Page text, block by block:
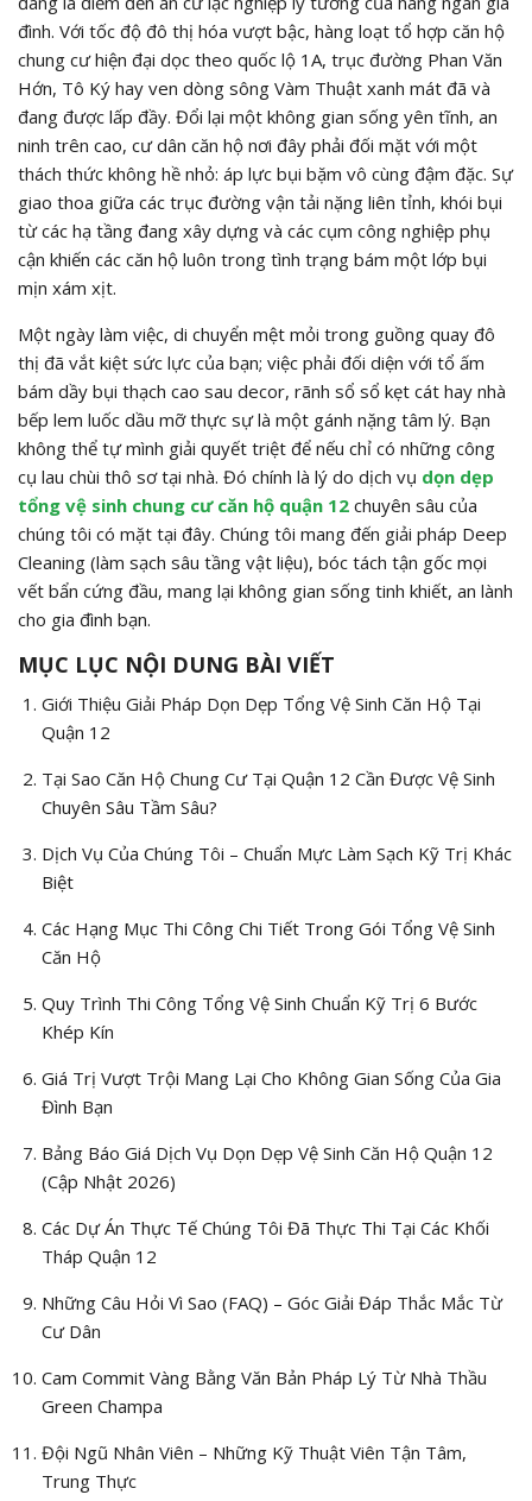
đình. Với tốc độ đô thị hóa vượt bậc, hàng loạt tổ hợp căn hộ
chung cư hiện đại dọc theo quốc lộ 1A, trục đường Phan Văn
Hớn, Tô Ký hay ven dòng sông Vàm Thuật xanh mát đã và
đang được lấp đầy. Đổi lại một không gian sống yên tĩnh, an
ninh trên cao, cư dân căn hộ nơi đây phải đối mặt với một
thách thức không hề nhỏ: áp lực bụi bặm vô cùng đậm đặc. Sự
giao thoa giữa các trục đường vận tải nặng liên tỉnh, khói bụi
từ các hạ tầng đang xây dựng và các cụm công nghiệp phụ
cận khiến các căn hộ luôn trong tình trạng bám một lớp bụi
mịn xám xịt.
Một ngày làm việc, di chuyển mệt mỏi trong guồng quay đô
thị đã vắt kiệt sức lực của bạn; việc phải đối diện với tổ ấm
bám dầy bụi thạch cao sau decor, rãnh sổ sổ kẹt cát hay nhà
bếp lem luốc dầu mỡ thực sự là một gánh nặng tâm lý. Bạn
không thể tự mình giải quyết triệt để nếu chỉ có những công
cụ lau chùi thô sơ tại nhà. Đó chính là lý do dịch vụ dọn dẹp
tổng vệ sinh chung cư căn hộ quận 12 chuyên sâu của
chúng tôi có mặt tại đây. Chúng tôi mang đến giải pháp Deep
Cleaning (làm sạch sâu tầng vật liệu), bóc tách tận gốc mọi
vết bẩn cứng đầu, mang lại không gian sống tinh khiết, an lành
cho gia đình bạn.
MỤC LỤC NỘI DUNG BÀI VIẾT
Giới Thiệu Giải Pháp Dọn Dẹp Tổng Vệ Sinh Căn Hộ Tại
Quận 12
Tại Sao Căn Hộ Chung Cư Tại Quận 12 Cần Được Vệ Sinh
Chuyên Sâu Tầm Sâu?
Dịch Vụ Của Chúng Tôi – Chuẩn Mực Làm Sạch Kỹ Trị Khác
Biệt
Các Hạng Mục Thi Công Chi Tiết Trong Gói Tổng Vệ Sinh
Căn Hộ
Quy Trình Thi Công Tổng Vệ Sinh Chuẩn Kỹ Trị 6 Bước
Khép Kín
Giá Trị Vượt Trội Mang Lại Cho Không Gian Sống Của Gia
Đình Bạn
Bảng Báo Giá Dịch Vụ Dọn Dẹp Vệ Sinh Căn Hộ Quận 12
(Cập Nhật 2026)
Các Dự Án Thực Tế Chúng Tôi Đã Thực Thi Tại Các Khối
Tháp Quận 12
Những Câu Hỏi Vì Sao (FAQ) – Góc Giải Đáp Thắc Mắc Từ
Cư Dân
Cam Commit Vàng Bằng Văn Bản Pháp Lý Từ Nhà Thầu
Green Champa
Đội Ngũ Nhân Viên – Những Kỹ Thuật Viên Tận Tâm,
Trung Thực